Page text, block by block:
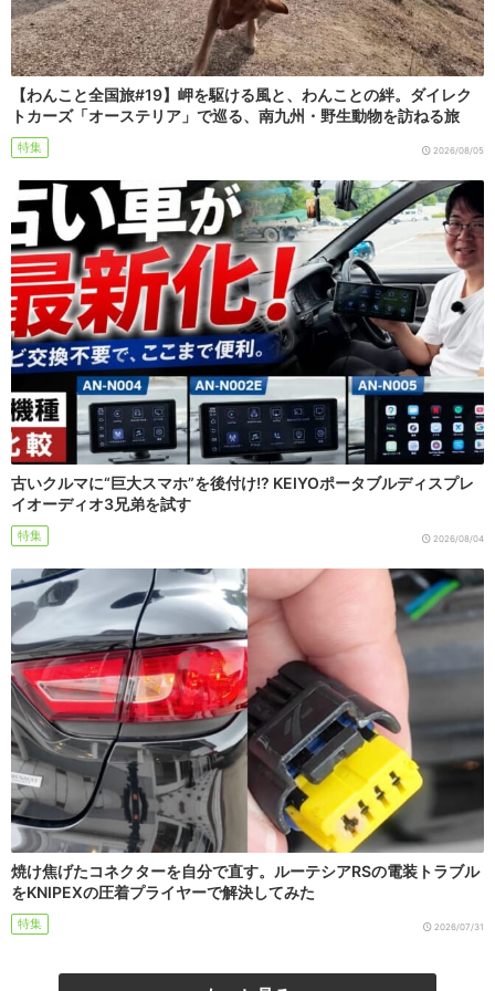
【わんこと全国旅#19】岬を駆ける風と、わんことの絆。ダイレク
トカーズ「オーステリア」で巡る、南九州・野生動物を訪ねる旅
特集 2026/08/05
古いクルマに“巨大スマホ”を後付け!? KEIYOポータブルディスプレ
イオーディオ3兄弟を試す
特集 2026/08/04
焼け焦げたコネクターを自分で直す。ルーテシアRSの電装トラブル
をKNIPEXの圧着プライヤーで解決してみた
特集 2026/07/31